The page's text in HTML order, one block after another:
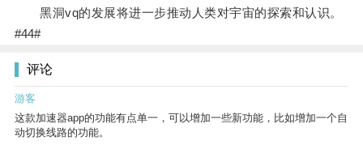
黑洞vq的发展将进一步推动人类对宇宙的探索和认识。
#44#
评论
游客
这款加速器app的功能有点单一，可以增加一些新功能，比如增加一个自
动切换线路的功能。